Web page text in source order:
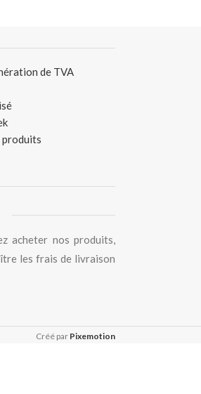
de TVA
acheter nos produits,
les frais de livraison
Créé par Pixemotion